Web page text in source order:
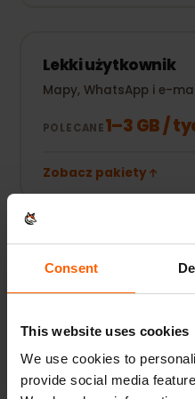
Consent
This website uses cookies
We use cookies to
provide social media
Lekki użytkownik
Mapy, WhatsApp i e-
POLECANE1–3 GB /
Zobacz pakiety
Codzienny
Do tego social media,
udostępnianie zdjęć.
POLECANE 5–10 GB /
Zobacz pakiety